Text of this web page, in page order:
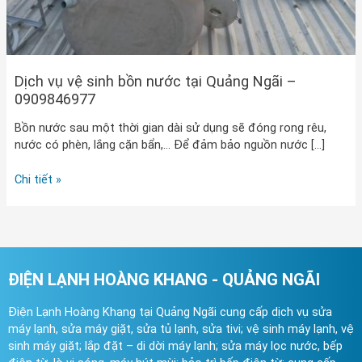
Dịch vụ vệ sinh bồn nước tại Quảng Ngãi –
0909846977
Bồn nước sau một thời gian dài sử dụng sẽ đóng rong rêu,
nước có phèn, lắng cặn bẩn,… Để đảm bảo nguồn nước […]
Chi tiết »
ĐIỆN LẠNH HOÀNG KHANG - QUẢNG NGÃI
Điện Lạnh Hoàng Khang tại Quảng Ngãi cung cấp dịch vụ sửa
máy lạnh, sửa máy giặt, sửa tủ lạnh, sửa tivi; vệ sinh máy lạnh, vệ
sinh máy giặt; lắp đặt – di dời máy lạnh; sửa máy lọc nước, bếp